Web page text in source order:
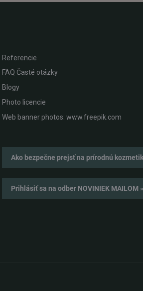
Referencie
FAQ Časté otázky
Blogy
Photo licencie
Web banner photos: www.freepik.com
Ako bezpečne prejsť na prírodnú
Prihlásiť sa na odber NOVINIEK MAILOM »